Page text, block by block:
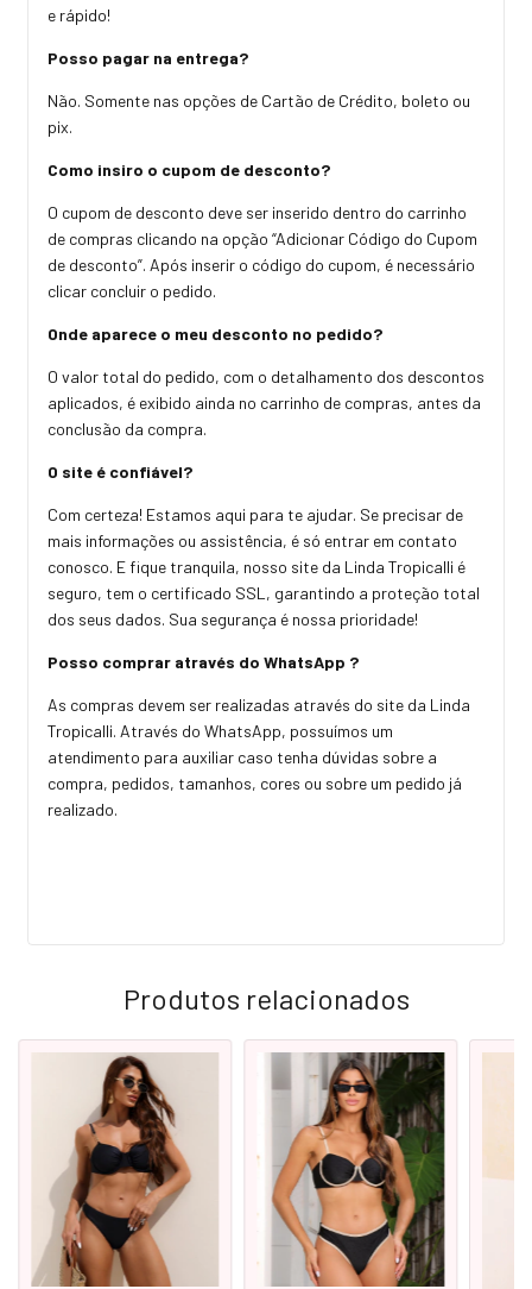
e rápido!
Posso pagar na entrega?
Não. Somente nas opções de Cartão de Crédito, boleto ou
pix.
Como insiro o cupom de desconto?
O cupom de desconto deve ser inserido dentro do carrinho
de compras clicando na opção “Adicionar Código do Cupom
de desconto”. Após inserir o código do cupom, é necessário
clicar concluir o pedido.
Onde aparece o meu desconto no pedido?
O valor total do pedido, com o detalhamento dos descontos
aplicados, é exibido ainda no carrinho de compras, antes da
conclusão da compra.
O site é confiável?
Com certeza! Estamos aqui para te ajudar. Se precisar de
mais informações ou assistência, é só entrar em contato
conosco. E fique tranquila, nosso site da Linda Tropicalli é
seguro, tem o certificado SSL, garantindo a proteção total
dos seus dados. Sua segurança é nossa prioridade!
Posso comprar através do WhatsApp ?
As compras devem ser realizadas através do site da Linda
Tropicalli. Através do WhatsApp, possuímos um
atendimento para auxiliar caso tenha dúvidas sobre a
compra, pedidos, tamanhos, cores ou sobre um pedido já
realizado.
Produtos relacionados